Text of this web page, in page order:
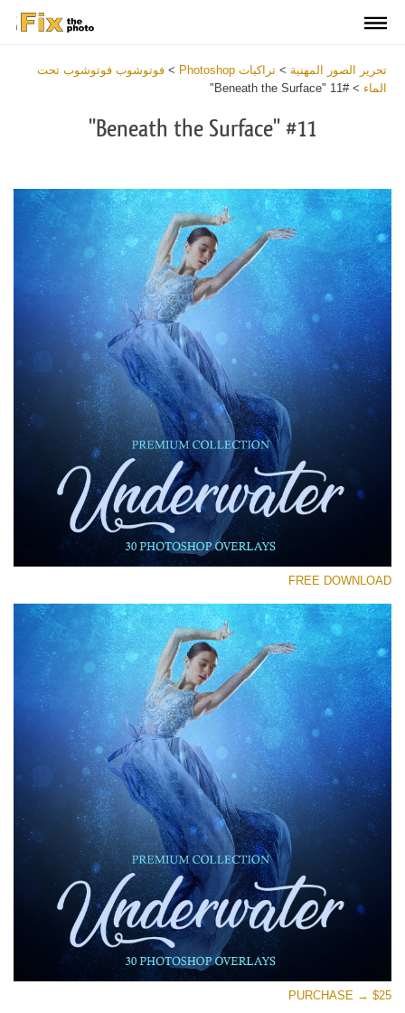
تحرير الصور المهنية > تراكبات Photoshop > فوتوشوب فوتوشوب تحت
الماء >
#11 "Beneath the Surface"
#11 "Beneath the Surface"
رجاء اختر
Free Photoshop Overlay #11
Small 800*533px
Underwater Overlays
(30 Overlays)
Sky Boundless
(347 Overlays)
Large 6000*4000px
Entire Collection
(1783 Overlays)
Large 6000*4000px
تنزيل مجاني
Download
Free
Overlay
FREE DOWNLOAD
PURCHASE → $25